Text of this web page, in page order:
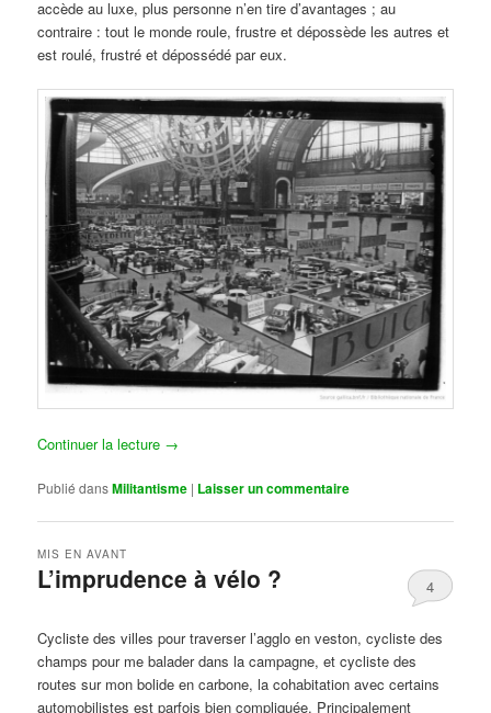
accède au luxe, plus personne n’en tire d’avantages ; au
contraire : tout le monde roule, frustre et dépossède les autres et
est roulé, frustré et dépossédé par eux.
Continuer la lecture →
Publié dansMilitantisme | Laisser un commentaire
L’imprudence à vélo ?
MIS EN AVANT
4
Cycliste des villes pour traverser l’agglo en veston, cycliste des
champs pour me balader dans la campagne, et cycliste des
routes sur mon bolide en carbone, la cohabitation avec certains
automobilistes est parfois bien compliquée. Principalement